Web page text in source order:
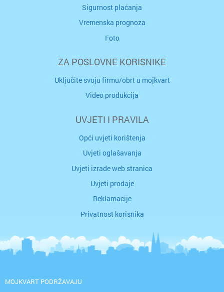
Sigurnost plaćanja
Vremenska prognoza
Foto
ZA POSLOVNE KORISNIKE
Uključite svoju firmu/obrt u mojkvart
Video produkcija
UVJETI I PRAVILA
Opći uvjeti korištenja
Uvjeti oglašavanja
Uvjeti izrade web stranica
Uvjeti prodaje
Reklamacije
Privatnost korisnika
MOJKVART PODRŽAVAJU